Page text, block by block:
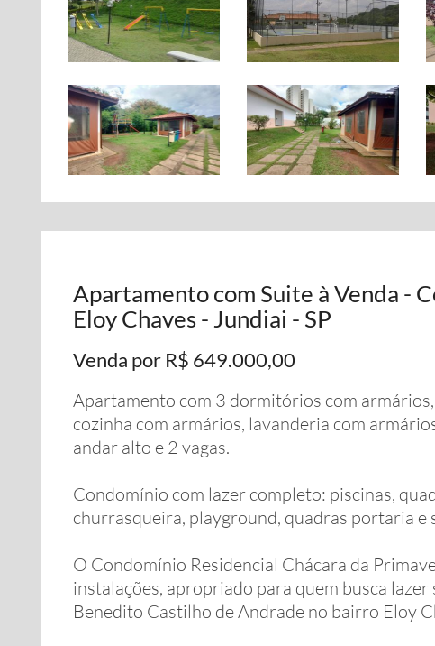
Apartamento com Suite à Venda -
Eloy Chaves - Jundiai - SP
Venda por R$ 649.000,00
Apartamento com 3 dormitórios com
cozinha com armários, lavanderia com
andar alto e 2 vagas.
Condomínio com lazer completo: piscinas,
churrasqueira, playground, quadras portaria e
O Condomínio Residencial Chácara da
instalações, apropriado para quem busca lazer
Benedito Castilho de Andrade no bairro Eloy